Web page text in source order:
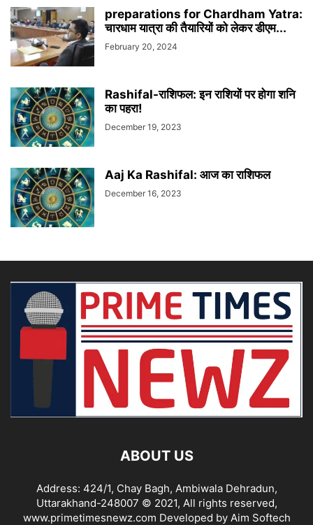
preparations for Chardham Yatra:
चारधाम यात्रा की तैयारियों को लेकर डीएम...
February 20, 2024
Rashifal-राशिफल: इन राशियों पर होगा शनि
का पहरा!
December 19, 2023
Aaj Ka Rashifal: आज का राशिफल
December 16, 2023
ABOUT US
Address: 424/1, Chay Bagh, Ambiwala Dehradun,
Uttarakhand-248007 © 2021, All rights reserved,
www.primetimesnewz.com Developed by Aim Softech